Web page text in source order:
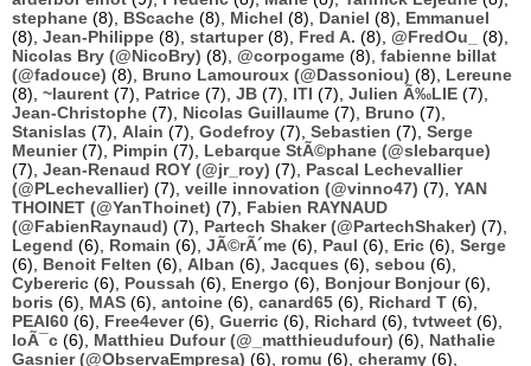
stephane (8), BScache (8), Michel (8), Daniel (8), Emmanuel
(8), Jean-Philippe (8), startuper(8), Fred A. (8), @FredOu_
(8),
Nicolas Bry (@NicoBry) (8), @corpogame (8), fabienne billat
(@fadouce) (8), Bruno Lamouroux (@Dassoniou) (8), Lereune
(8), ~laurent (7), Patrice (7), JB (7), ITI (7), Julien Ã‰LIE (7),
Jean-Christophe (7), Nicolas Guillaume (7), Bruno (7),
Stanislas (7), Alain (7), Godefroy (7), Sebastien (7), Serge
Meunier(7), Pimpin (7), Lebarque StÃ©phane (@slebarque)
(7), Jean-Renaud ROY (@jr_roy) (7), Pascal Lechevallier
(@PLechevallier) (7), veille innovation (@vinno47) (7), YAN
THOINET (@YanThoinet) (7), Fabien RAYNAUD
(@FabienRaynaud) (7), Partech Shaker (@PartechShaker) (7),
Legend (6), Romain (6), JÃ©rÃ´me (6), Paul (6), Eric (6), Serge
(6), Benoit Felten (6), Alban (6), Jacques (6), sebou (6),
Cybereric (6), Poussah (6), Energo (6), Bonjour Bonjour(6),
boris (6), MAS (6), antoine (6), canard65 (6), Richard T (6),
PEAI60 (6), Free4ever(6), Guerric (6), Richard (6), tvtweet (6),
loÃ¯c (6), Matthieu Dufour (@_matthieudufour) (6), Nathalie
Gasnier (@ObservaEmpresa) (6), romu (6), cheramy (6),